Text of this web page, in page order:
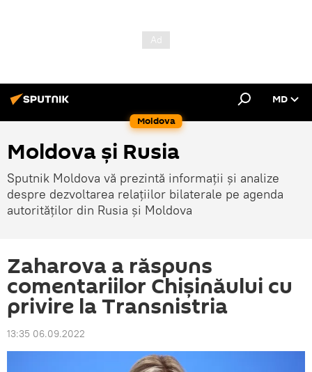
Moldova
MD
Moldova și Rusia
Sputnik Moldova vă prezintă informații și analize
despre dezvoltarea relațiilor bilaterale pe agenda
autorităților din Rusia și Moldova
Zaharova a răspuns
comentariilor Chișinăului cu
privire la Transnistria
13:35 06.09.2022